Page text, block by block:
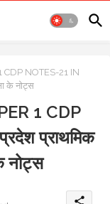
CDP NOTES-21 IN
के नोट्स
1 CDP
प्राथमिक
नोट्स
share